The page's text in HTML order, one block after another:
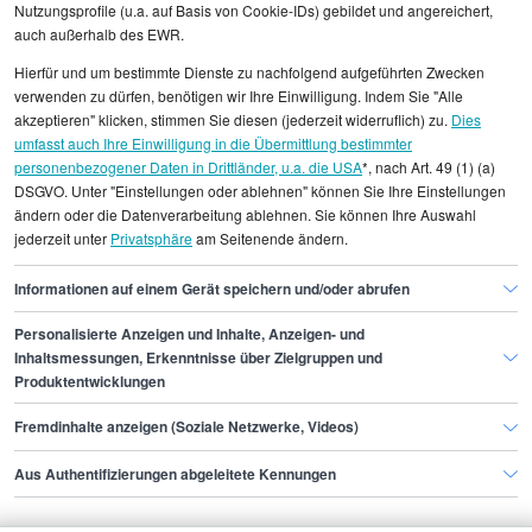
statistischen Erhebungen durch StepStone. Es sind
Durchschnittswerte und die Angaben können nicht
einzelnen Stellenangeboten zugeordnet werden.
Gehaltsinformationen
Management
Fachverantwortlicher
Fachverantwortlicher Stuttgart
Finde den Job,
der zu dir passt.
Nutzungsprofile (u.a. auf Basis von Cookie-IDs) gebildet und angereichert,
auch außerhalb des EWR.
Hierfür und um bestimmte Dienste zu nachfolgend aufgeführten Zwecken
verwenden zu dürfen, benötigen wir Ihre Einwilligung. Indem Sie "Alle
akzeptieren" klicken, stimmen Sie diesen (jederzeit widerruflich) zu. Dies
umfasst auch Ihre Einwilligung in die Übermittlung bestimmter
personenbezogener Daten in Drittländer, u.a. die USA*, nach Art. 49 (1) (a)
DSGVO. Unter "Einstellungen oder ablehnen" können Sie Ihre Einstellungen
ändern oder die Datenverarbeitung ablehnen. Sie können Ihre Auswahl
jederzeit unter Privatsphäream Seitenende ändern.
Informationen auf einem Gerät speichern und/oder abrufen
Personalisierte Anzeigen und Inhalte, Anzeigen- und
Inhaltsmessungen, Erkenntnisse über Zielgruppen und
Produktentwicklungen
Fremdinhalte anzeigen (Soziale Netzwerke, Videos)
Aus Authentifizierungen abgeleitete Kennungen